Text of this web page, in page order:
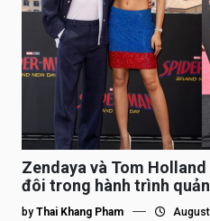
Zendaya và Tom
đôi trong hành trình
by Thai Khang Pham